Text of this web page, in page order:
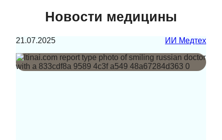
Новости медицины
21.07.2025 ИИ Медтех